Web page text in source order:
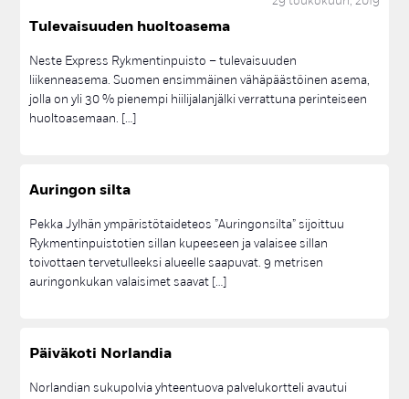
Tu­le­vai­suu­den huol­toa­se­ma
Neste Express Rykmentinpuisto ‒ tulevaisuuden
liikenneasema. Suomen ensimmäinen vähäpäästöinen asema,
jolla on yli 30 % pienempi hiilijalanjälki verrattuna perinteiseen
huoltoasemaan. […]
Au­rin­gon sil­ta
Pekka Jylhän ympäristötaideteos ”Auringonsilta” sijoittuu
Rykmentinpuistotien sillan kupeeseen ja valaisee sillan
toivottaen tervetulleeksi alueelle saapuvat. 9 metrisen
auringonkukan valaisimet saavat […]
Päi­vä­ko­ti Nor­lan­dia
Norlandian sukupolvia yhteentuova palvelukortteli avautui